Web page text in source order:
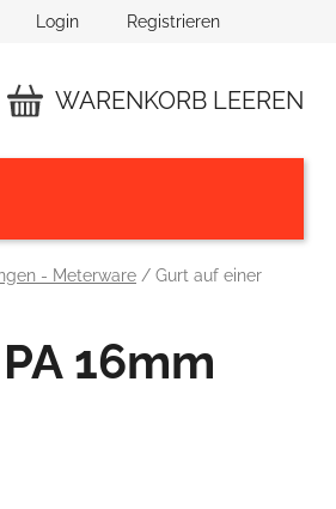
Login Registrieren
WARENKORB LEEREN
- Meterware / Gurt auf einer
16mm